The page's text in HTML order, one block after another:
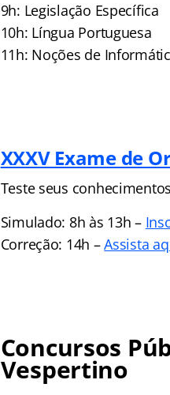
9h: Legislação Específica
10h: Língua Portuguesa
11h: Noções de
XXXV Exame de
Teste seus
Simulado: 8h às 13h –
Correção: 14h –Assista
Concursos
Vespertino